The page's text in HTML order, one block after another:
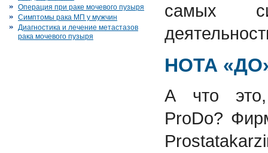
Операция при раке мочевого пузыря
Симптомы рака МП у мужчин
Диагностика и лечение метастазов
рака мочевого пузыря
самых
НОТА
А что это,
ProDo?